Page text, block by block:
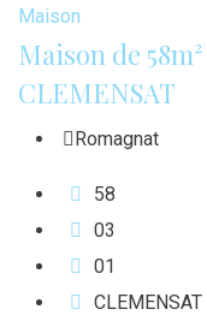
Maison
Maison de
CLEMENSAT
Romagnat
58
03
01
CLEMENSAT